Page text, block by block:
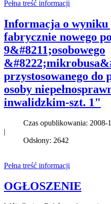
Pełna treść informacji
Informacja o
fabrycznie nowego
9&#8211;osobowego
przystosowanego do
osoby
inwalidzkim-szt. 1"
Czas opublikowania: 2008-
|
Odsłony: 2642
Pełna treść informacji
OGŁOSZENIE